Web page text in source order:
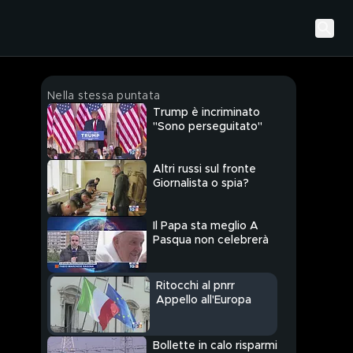
Nella stessa puntata
Trump è incriminato
"Sono perseguitato"
Altri russi sul fronte
Giornalista o spia?
Il Papa sta meglio A
Pasqua non celebrerà
Ritocchi al pnrr
Appello all'Europa
Bollette in calo risparmi